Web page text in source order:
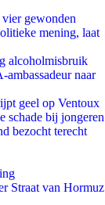
gewonden
mening, laat
alcoholmisbruik
naar
geel op Ventoux
schade bij jongeren
bezocht terecht
Straat van Hormuz